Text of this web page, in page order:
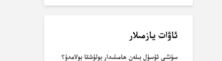
ئاۋات يازمىلار
سۈنئىي ئۇسۇل بىلەن ھامىلىدار بولۇشقا بولامدۇ؟